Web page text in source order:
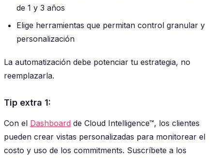
de 1 y 3 años
Elige herramientas que permitan control granular y
personalización
La automatización debe potenciar tu estrategia, no
reemplazarla.
Tip extra 1:
Con el Dashboard de Cloud Intelligence™, los clientes
pueden crear vistas personalizadas para monitorear el
costo y uso de los commitments. Suscríbete a los